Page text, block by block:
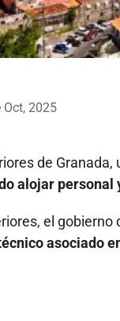
Oct, 2025
de
alojar
el
asociado